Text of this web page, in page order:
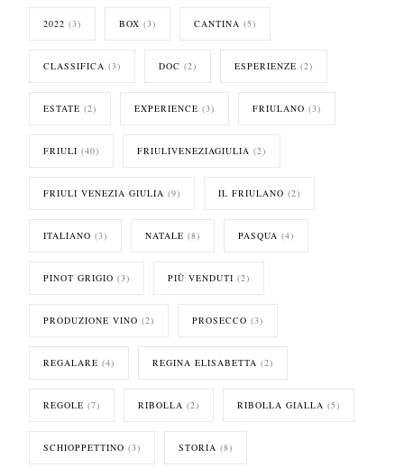
2022 (3) BOX (3) CANTINA (5)
CLASSIFICA (3) DOC (2) ESPERIENZE (2)
ESTATE (2) EXPERIENCE (3) FRIULANO (3)
FRIULI (40) FRIULIVENEZIAGIULIA (2)
FRIULI VENEZIA GIULIA (9) IL FRIULANO (2)
ITALIANO (3) NATALE (8) PASQUA (4)
PINOT GRIGIO (3) PIÙ VENDUTI (2)
PRODUZIONE VINO (2) PROSECCO (3)
REGALARE (4) REGINA ELISABETTA (2)
REGOLE (7) RIBOLLA (2) RIBOLLA GIALLA (5)
SCHIOPPETTINO (3) STORIA (8)